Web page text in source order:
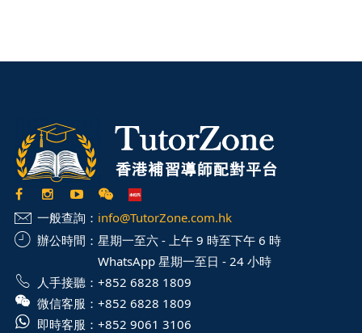
一般查詢： info@TutorZone.com.hk
辦公時間： 星期一至六 - 上午 9 時至下午 6 時
WhatsApp 星期一至日 - 24 小時
人手接聽： +852 6828 1809
微信客服： +852 6828 1809
即時客服： +852 9061 3106